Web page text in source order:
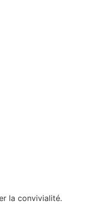
la convivialité.